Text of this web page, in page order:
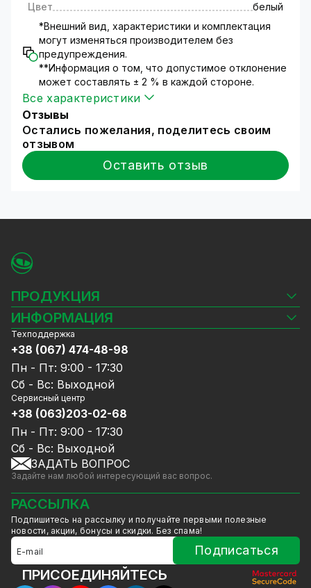
выгодных и удобных изделий для
бандажирования и крепления, при
проведении электромонтажных работ,
кабелей и проводников.
Также, нейлоновые кабельные стяжки
сохраняют высокую пластичность (при
достаточной жесткости) и прочность в
большом диапазоне температур (от -40°C до
+85°C) и при различной влажности воздуха.
Цвет
белый
*Внешний вид, характеристики и комплектация
могут изменяться производителем без
предупреждения.
**Информация о том, что допустимое отклонение
может составлять ± 2 % в каждой стороне.
Все характеристики
Отзывы
Остались пожелания, поделитесь своим
отзывом
Оставить отзыв
ПРОДУКЦИЯ
Камеры видеонаблюдения
Видеорегистраторы
Комплекты видеонаблюдения
СКУД
Источники питания
Сетевое оборудование
Ноутбуки и компьютеры
Аксессуары
Акции
Уцененный товар
GreenVision скидки
Мерч от GreenVision
Товары для дома
Товары снятые с производства
ИНФОРМАЦИЯ
Блог
Доставка и оплата
Гарантия и Сервисное обслуживание
Политика конфиденциальности
Договор публичной оферты
Сотрудничество
Услуги
Калькулятор расчёта объёма HDD
Техподдержка
+38 (067) 474-48-98
Пн - Пт: 9:00 - 17:30
Сб - Вс: Выходной
Сервисный центр
+38 (063)203-02-68
Пн - Пт: 9:00 - 17:30
Сб - Вс: Выходной
ЗАДАТЬ ВОПРОС
Задайте нам любой интересующий вас вопрос.
РАССЫЛКА
Подпишитесь на рассылку и получайте первыми полезные
новости, акции, бонусы и скидки. Без спама!
Подписаться
ПРИСОЕДИНЯЙТЕСЬ